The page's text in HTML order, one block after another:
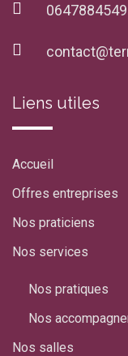
0647884549
Liens utiles
Accueil
Offres entreprises
Nos praticiens
Nos services
Nos pratiques
Nos
Nos salles